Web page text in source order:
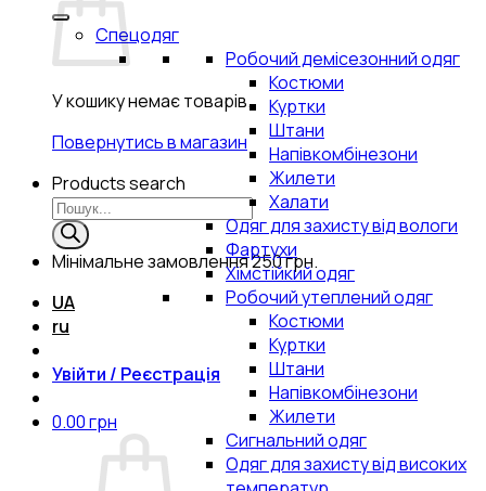
У кошику немає товарів.
Повернутись в магазин
Products search
Мінімальне замовлення250 грн.
UA
ru
Увійти / Реєстрація
0.00грн
Спецодяг
Робочий демісезонний одяг
Костюми
Куртки
Штани
Напівкомбінезони
Жилети
Халати
Одяг для захисту від вологи
Фартухи
Хімстійкий одяг
Робочий утеплений одяг
Костюми
Куртки
Штани
Напівкомбінезони
Жилети
Сигнальний одяг
Одяг для захисту від високих